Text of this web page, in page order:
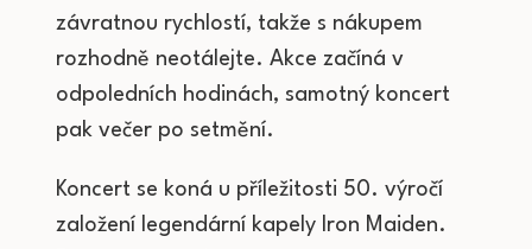
závratnou rychlostí, takže s nákupem
rozhodně neotálejte. Akce začíná v
odpoledních hodinách, samotný koncert
pak večer po setmění.
Koncert se koná u příležitosti 50. výročí
založení legendární kapely Iron Maiden.